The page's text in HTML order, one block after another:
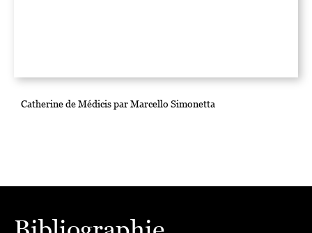
Catherine de Médicis par Marcello Simonetta